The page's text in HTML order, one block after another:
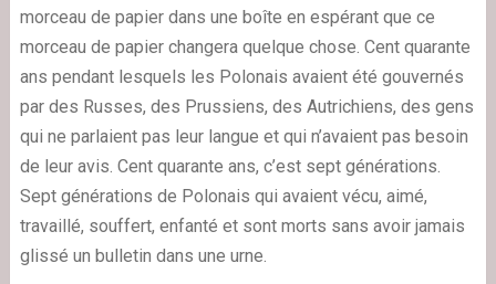
morceau de papier dans une boîte en espérant que ce
morceau de papier changera quelque chose. Cent quarante
ans pendant lesquels les Polonais avaient été gouvernés
par des Russes, des Prussiens, des Autrichiens, des gens
qui ne parlaient pas leur langue et qui n’avaient pas besoin
de leur avis. Cent quarante ans, c’est sept générations.
Sept générations de Polonais qui avaient vécu, aimé,
travaillé, souffert, enfanté et sont morts sans avoir jamais
glissé un bulletin dans une urne.